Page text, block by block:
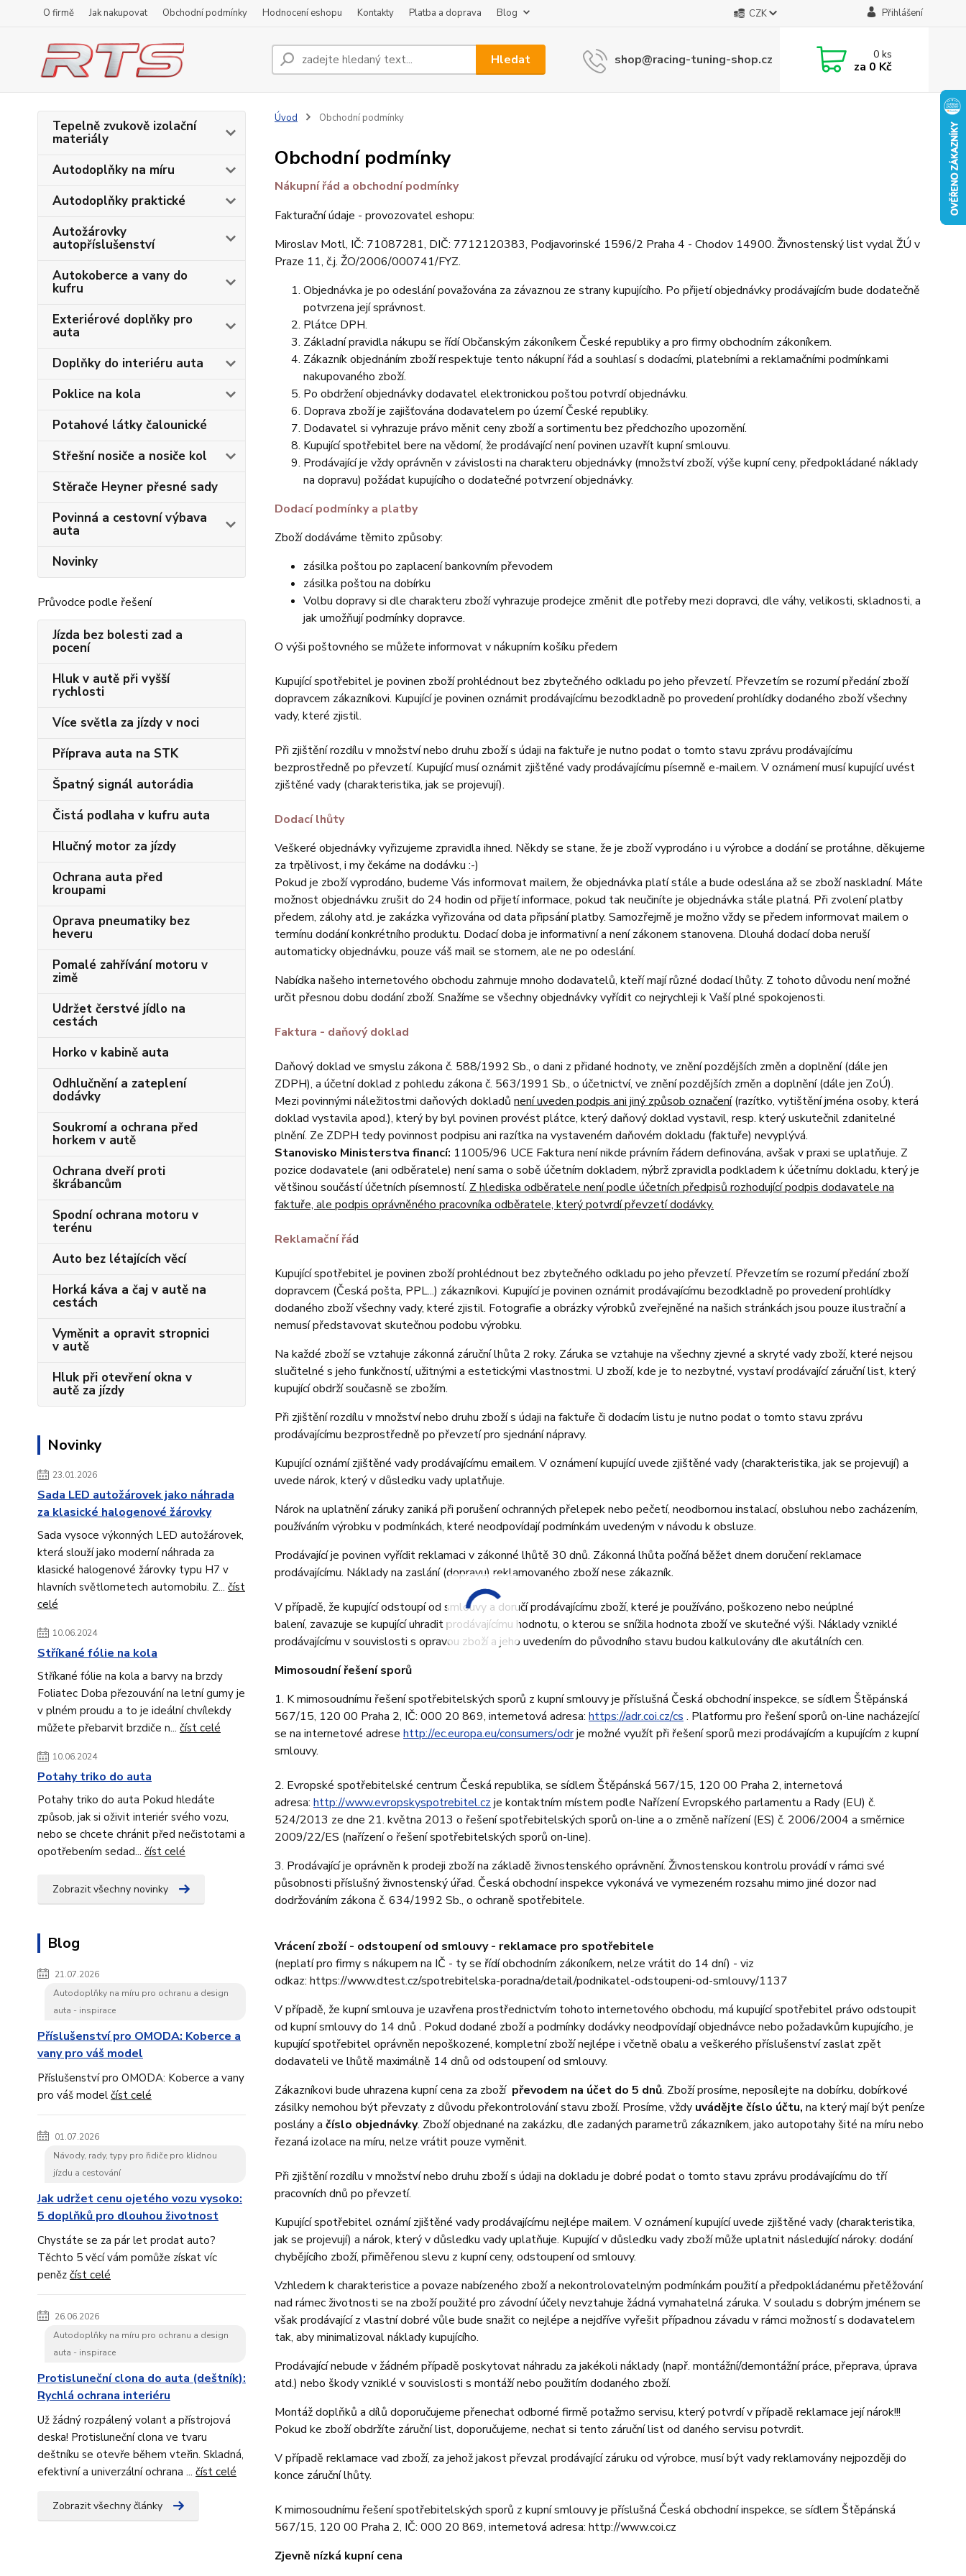
O firmě Jak nakupovat Obchodní podmínky Hodnocení eshopu Kontakty Platba a doprava Blog CZK Přihlášení
Hledat shop@racing-tuning-shop.cz 0ks
za 0 Kč
Tepelně zvukově izolační
materiály
Autodoplňky na míru
Autodoplňky praktické
Autožárovky
autopříslušenství
Autokoberce a vany do
kufru
Exteriérové doplňky pro
auta
Doplňky do interiéru auta
Poklice na kola
Potahové látky čalounické
Střešní nosiče a nosiče kol
Stěrače Heyner přesné sady
Povinná a cestovní výbava
auta
Novinky
Průvodce podle řešení
Jízda bez bolesti zad a
pocení
Hluk v autě při vyšší
rychlosti
Více světla za jízdy v noci
Příprava auta na STK
Špatný signál autorádia
Čistá podlaha v kufru auta
Hlučný motor za jízdy
Ochrana auta před
kroupami
Oprava pneumatiky bez
heveru
Pomalé zahřívání motoru v
zimě
Udržet čerstvé jídlo na
cestách
Horko v kabině auta
Odhlučnění a zateplení
dodávky
Soukromí a ochrana před
horkem v autě
Ochrana dveří proti
škrábancům
Spodní ochrana motoru v
terénu
Auto bez létajících věcí
Horká káva a čaj v autě na
cestách
Vyměnit a opravit stropnici
v autě
Hluk při otevření okna v
autě za jízdy
Novinky
23.01.2026
Sada LED autožárovek jako náhrada
za klasické halogenové žárovky
Sada vysoce výkonných LED autožárovek,
která slouží jako moderní náhrada za
klasické halogenové žárovky typu H7 v
hlavních světlometech automobilu. Z... číst
celé
10.06.2024
Stříkané fólie na kola
Stříkané fólie na kola a barvy na brzdy
Foliatec Doba přezouvání na letní gumy je
v plném proudu a to je ideální chvílekdy
můžete přebarvit brzdiče n... číst celé
10.06.2024
Potahy triko do auta
Potahy triko do auta Pokud hledáte
způsob, jak si oživit interiér svého vozu,
nebo se chcete chránit před nečistotami a
opotřebením sedad... číst celé
Zobrazit všechny novinky
Blog
21.07.2026
Autodoplňky na míru pro ochranu a design
auta - inspirace
Příslušenství pro OMODA: Koberce a
vany pro váš model
Příslušenství pro OMODA: Koberce a vany
pro váš model číst celé
01.07.2026
Návody, rady, typy pro řidiče pro klidnou
jízdu a cestování
Jak udržet cenu ojetého vozu vysoko:
5 doplňků pro dlouhou životnost
Chystáte se za pár let prodat auto?
Těchto 5 věcí vám pomůže získat víc
peněz číst celé
26.06.2026
Autodoplňky na míru pro ochranu a design
auta - inspirace
Protisluneční clona do auta (deštník):
Rychlá ochrana interiéru
Už žádný rozpálený volant a přístrojová
deska! Protisluneční clona ve tvaru
deštníku se otevře během vteřin. Skladná,
efektivní a univerzální ochrana ... číst celé
Zobrazit všechny články
Úvod Obchodní podmínky
Obchodní podmínky
Nákupní řád a obchodní podmínky
Fakturační údaje - provozovatel eshopu:
Miroslav Motl, IČ: 71087281, DIČ: 7712120383, Podjavorinské 1596/2 Praha 4 - Chodov 14900. Živnostenský list vydal ŽÚ v
Praze 11, č.j. ŽO/2006/000741/FYZ.
Objednávka je po odeslání považována za závaznou ze strany kupujícího. Po přijetí objednávky prodávajícím bude dodatečně
potvrzena její správnost.
Plátce DPH.
Základní pravidla nákupu se řídí Občanským zákoníkem České republiky a pro firmy obchodním zákoníkem.
Zákazník objednáním zboží respektuje tento nákupní řád a souhlasí s dodacími, platebními a reklamačními podmínkami
nakupovaného zboží.
Po obdržení objednávky dodavatel elektronickou poštou potvrdí objednávku.
Doprava zboží je zajišťována dodavatelem po území České republiky.
Dodavatel si vyhrazuje právo měnit ceny zboží a sortimentu bez předchozího upozornění.
Kupující spotřebitel bere na vědomí, že prodávající není povinen uzavřít kupní smlouvu.
Prodávající je vždy oprávněn v závislosti na charakteru objednávky (množství zboží, výše kupní ceny, předpokládané náklady
na dopravu) požádat kupujícího o dodatečné potvrzení objednávky.
Dodací podmínky a platby
Zboží dodáváme těmito způsoby:
zásilka poštou po zaplacení bankovním převodem
zásilka poštou na dobírku
Volbu dopravy si dle charakteru zboží vyhrazuje prodejce změnit dle potřeby mezi dopravci, dle váhy, velikosti, skladnosti, a
jak umožňují podmínky dopravce.
O výši poštovného se můžete informovat v nákupním košíku předem
Kupující spotřebitel je povinen zboží prohlédnout bez zbytečného odkladu po jeho převzetí. Převzetím se rozumí předání zboží
dopravcem zákazníkovi. Kupující je povinen oznámit prodávajícímu bezodkladně po provedení prohlídky dodaného zboží všechny
vady, které zjistil.
Při zjištění rozdílu v množství nebo druhu zboží s údaji na faktuře je nutno podat o tomto stavu zprávu prodávajícímu
bezprostředně po převzetí. Kupující musí oznámit zjištěné vady prodávajícímu písemně e-mailem. V oznámení musí kupující uvést
zjištěné vady (charakteristika, jak se projevují).
Dodací lhůty
Veškeré objednávky vyřizujeme zpravidla ihned. Někdy se stane, že je zboží vyprodáno i u výrobce a dodání se protáhne, děkujeme
za trpělivost, i my čekáme na dodávku :-)
Pokud je zboží vyprodáno, budeme Vás informovat mailem, že objednávka platí stále a bude odeslána až se zboží naskladní. Máte
možnost objednávku zrušit do 24 hodin od přijetí informace, pokud tak neučiníte je objednávka stále platná. Při zvolení platby
předem, zálohy atd. je zakázka vyřizována od data připsání platby. Samozřejmě je možno vždy se předem informovat mailem o
termínu dodání konkrétního produktu. Dodací doba je informativní a není zákonem stanovena. Dlouhá dodací doba neruší
automaticky objednávku, pouze váš mail se stornem, ale ne po odeslání.
Nabídka našeho internetového obchodu zahrnuje mnoho dodavatelů, kteří mají různé dodací lhůty. Z tohoto důvodu není možné
určit přesnou dobu dodání zboží. Snažíme se všechny objednávky vyřídit co nejrychleji k Vaší plné spokojenosti.
Faktura - daňový doklad
Daňový doklad ve smyslu zákona č. 588/1992 Sb., o dani z přidané hodnoty, ve znění pozdějších změn a doplnění (dále jen
ZDPH), a účetní doklad z pohledu zákona č. 563/1991 Sb., o účetnictví, ve znění pozdějších změn a doplnění (dále jen ZoÚ).
Mezi povinnými náležitostmi daňových dokladů není uveden podpis ani jiný způsob označení(razítko, vytištění jména osoby, která
doklad vystavila apod.), který by byl povinen provést plátce, který daňový doklad vystavil, resp. který uskutečnil zdanitelné
plnění. Ze ZDPH tedy povinnost podpisu ani razítka na vystaveném daňovém dokladu (faktuře) nevyplývá.
Stanovisko Ministerstva financí: 11005/96 UCE Faktura není nikde právním řádem definována, avšak v praxi se uplatňuje. Z
pozice dodavatele (ani odběratele) není sama o sobě účetním dokladem, nýbrž zpravidla podkladem k účetnímu dokladu, který je
většinou součástí účetních písemností. Z hlediska odběratele není podle účetních předpisů rozhodující podpis dodavatele na
faktuře, ale podpis oprávněného pracovníka odběratele, který potvrdí převzetí dodávky.
Reklamační řád
Kupující spotřebitel je povinen zboží prohlédnout bez zbytečného odkladu po jeho převzetí. Převzetím se rozumí předání zboží
dopravcem (Česká pošta, PPL...) zákazníkovi. Kupující je povinen oznámit prodávajícímu bezodkladně po provedení prohlídky
dodaného zboží všechny vady, které zjistil. Fotografie a obrázky výrobků zveřejněné na našich stránkách jsou pouze ilustrační a
nemusí představovat skutečnou podobu výrobku.
Na každé zboží se vztahuje zákonná záruční lhůta 2 roky. Záruka se vztahuje na všechny zjevné a skryté vady zboží, které nejsou
slučitelné s jeho funkčností, užitnými a estetickými vlastnostmi. U zboží, kde je to nezbytné, vystaví prodávající záruční list, který
kupující obdrží současně se zbožím.
Při zjištění rozdílu v množství nebo druhu zboží s údaji na faktuře či dodacím listu je nutno podat o tomto stavu zprávu
prodávajícímu bezprostředně po převzetí pro sjednání nápravy.
Kupující oznámí zjištěné vady prodávajícímu emailem. V oznámení kupující uvede zjištěné vady (charakteristika, jak se projevují) a
uvede nárok, který v důsledku vady uplatňuje.
Nárok na uplatnění záruky zaniká při porušení ochranných přelepek nebo pečetí, neodbornou instalací, obsluhou nebo zacházením,
používáním výrobku v podmínkách, které neodpovídají podmínkám uvedeným v návodu k obsluze.
Prodávající je povinen vyřídit reklamaci v zákonné lhůtě 30 dnů. Zákonná lhůta počíná běžet dnem doručení reklamace
prodávajícímu. Náklady na zaslání (dopravu) reklamovaného zboží nese zákazník.
V případě, že kupující odstoupí od smlouvy a doručí prodávajícímu zboží, které je používáno, poškozeno nebo neúplné
balení, zavazuje se kupující uhradit prodávajícímu hodnotu, o kterou se snížila hodnota zboží ve skutečné výši. Náklady vzniklé
prodávajícímu v souvislosti s opravou zboží a jeho uvedením do původního stavu budou kalkulovány dle akutálních cen.
Mimosoudní řešení sporů
1. K mimosoudnímu řešení spotřebitelských sporů z kupní smlouvy je příslušná Česká obchodní inspekce, se sídlem Štěpánská
567/15, 120 00 Praha 2, IČ: 000 20 869, internetová adresa: https://adr.coi.cz/cs . Platformu pro řešení sporů on-line nacházející
se na internetové adrese http://ec.europa.eu/consumers/odrje možné využít při řešení sporů mezi prodávajícím a kupujícím z kupní
smlouvy.
2. Evropské spotřebitelské centrum Česká republika, se sídlem Štěpánská 567/15, 120 00 Praha 2, internetová
adresa: http://www.evropskyspotrebitel.cz je kontaktním místem podle Nařízení Evropského parlamentu a Rady (EU) č.
524/2013 ze dne 21. května 2013 o řešení spotřebitelských sporů on-line a o změně nařízení (ES) č. 2006/2004 a směrnice
2009/22/ES (nařízení o řešení spotřebitelských sporů on-line).
3. Prodávající je oprávněn k prodeji zboží na základě živnostenského oprávnění. Živnostenskou kontrolu provádí v rámci své
působnosti příslušný živnostenský úřad. Česká obchodní inspekce vykonává ve vymezeném rozsahu mimo jiné dozor nad
dodržováním zákona č. 634/1992 Sb., o ochraně spotřebitele.
Vrácení zboží - odstoupení od smlouvy - reklamace pro spotřebitele
(neplatí pro firmy s nákupem na IČ - ty se řídí obchodním zákoníkem, nelze vrátit do 14 dní) - viz
odkaz: https://www.dtest.cz/spotrebitelska-poradna/detail/podnikatel-odstoupeni-od-smlouvy/1137
V případě, že kupní smlouva je uzavřena prostřednictvím tohoto internetového obchodu, má kupující spotřebitel právo odstoupit
od kupní smlouvy do 14 dnů . Pokud dodané zboží a podmínky dodávky neodpovídají objednávce nebo požadavkům kupujícího, je
kupující spotřebitel oprávněn nepoškozené, kompletní zboží nejlépe i včetně obalu a veškerého příslušenství zaslat zpět
dodavateli ve lhůtě maximálně 14 dnů od odstoupení od smlouvy.
Zákazníkovi bude uhrazena kupní cena za zboží převodem na účet do 5 dnů. Zboží prosíme, neposílejte na dobírku, dobírkové
zásilky nemohou být převzaty z důvodu překontrolování stavu zboží. Prosíme, vždy uvádějte číslo účtu, na který mají být peníze
poslány a číslo objednávky. Zboží objednané na zakázku, dle zadaných parametrů zákazníkem, jako autopotahy šité na míru nebo
řezaná izolace na míru, nelze vrátit pouze vyměnit.
Při zjištění rozdílu v množství nebo druhu zboží s údaji na dokladu je dobré podat o tomto stavu zprávu prodávajícímu do tří
pracovních dnů po převzetí.
Kupující spotřebitel oznámí zjištěné vady prodávajícímu nejlépe mailem. V oznámení kupující uvede zjištěné vady (charakteristika,
jak se projevují) a nárok, který v důsledku vady uplatňuje. Kupující v důsledku vady zboží může uplatnit následující nároky: dodání
chybějícího zboží, přiměřenou slevu z kupní ceny, odstoupení od smlouvy.
Vzhledem k charakteristice a povaze nabízeného zboží a nekontrolovatelným podmínkám použití a předpokládanému přetěžování
nad rámec životnosti se na zboží použité pro závodní účely nevztahuje žádná vymahatelná záruka. V souladu s dobrým jménem se
však prodávající z vlastní dobré vůle bude snažit co nejlépe a nejdříve vyřešit případnou závadu v rámci možností s dodavatelem
tak, aby minimalizoval náklady kupujícího.
Prodávající nebude v žádném případě poskytovat náhradu za jakékoli náklady (např. montážní/demontážní práce, přeprava, úprava
atd.) nebo škody vzniklé v souvislosti s montáží nebo použitím dodaného zboží.
Montáž doplňků a dílů doporučujeme přenechat odborné firmě potažmo servisu, který potvrdí v případě reklamace její nárok!!!
Pokud ke zboží obdržíte záruční list, doporučujeme, nechat si tento záruční list od daného servisu potvrdit.
V případě reklamace vad zboží, za jehož jakost převzal prodávající záruku od výrobce, musí být vady reklamovány nejpozději do
konce záruční lhůty.
K mimosoudnímu řešení spotřebitelských sporů z kupní smlouvy je příslušná Česká obchodní inspekce, se sídlem Štěpánská
567/15, 120 00 Praha 2, IČ: 000 20 869, internetová adresa: http://www.coi.cz
Zjevně nízká kupní cena